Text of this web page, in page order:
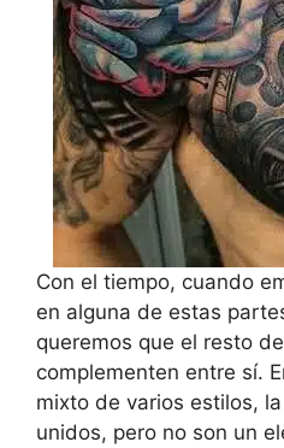
Con el tiempo, cuando
en alguna de estas
queremos que el resto
complementen entre sí.
mixto de varios estilos,
unidos, pero no son un